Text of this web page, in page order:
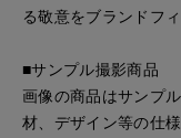
る敬意をブランドフ
■サンプル撮影商品
画像の商品はサンプ
材、デザイン等の仕